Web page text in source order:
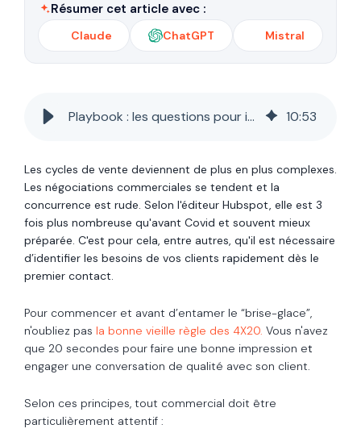
Résumer cet article avec :
Claude ChatGPT Mistral
Playbook : les questions pour identifier les besoins de votre client 10:53
Les cycles de vente deviennent de plus en plus complexes.
Les négociations commerciales se tendent et la
concurrence est rude. Selon l'éditeur Hubspot, elle est 3
fois plus nombreuse qu'avant Covid et souvent mieux
préparée. C'est pour cela, entre autres, qu'il est nécessaire
d’identifier les besoins de vos clients rapidement dès le
premier contact.
Pour commencer et avant d’entamer le “brise-glace”,
n'oubliez pas la bonne vieille règle des 4X20. Vous n'avez
que 20 secondes pour faire une bonne impression et
engager une conversation de qualité avec son client.
Selon ces principes, tout commercial doit être
particulièrement attentif :